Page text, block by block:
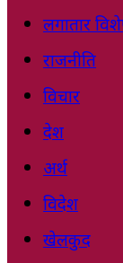
लगातार
राजनीति
विचार
देश
अर्थ
विदेश
खेलकुद